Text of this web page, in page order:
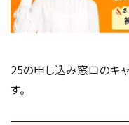
25の申し込み窓口のキ
す。